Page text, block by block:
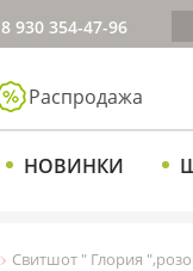
8 930 354-47-96
Распродажа
НОВИНКИ
Свитшот " Глория